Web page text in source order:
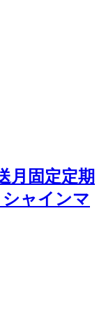
月固定定期
ャインマ